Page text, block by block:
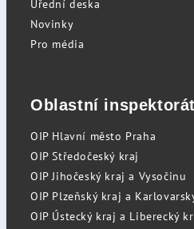
Úřední deska
Novinky
Pro média
Oblastní
OIP Hlavní město Praha
OIP Středočeský kraj
OIP Jihočeský kraj a Vysočinu
OIP Plzeňský kraj a
OIP Ústecký kraj a Liberecký